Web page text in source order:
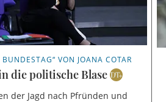
BUNDESTAG“ VON JOANA COTAR
die politische Blase
der Jagd nach Pfründen und